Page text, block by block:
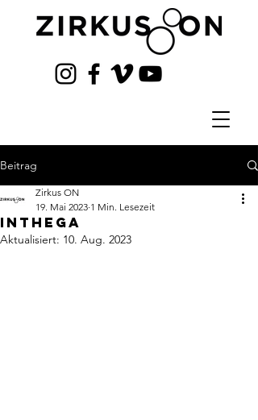
Beitrag
Inthega
Zirkus ON
19. Mai 2023 1 Min. Lesezeit
Aktualisiert: 10. Aug. 2023